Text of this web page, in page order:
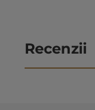
Recenzii